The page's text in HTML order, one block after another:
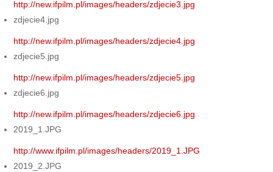
http://new.ifpilm.pl/images/headers/zdjecie3.jpg
zdjecie4.jpg
http://new.ifpilm.pl/images/headers/zdjecie4.jpg
zdjecie5.jpg
http://new.ifpilm.pl/images/headers/zdjecie5.jpg
zdjecie6.jpg
http://new.ifpilm.pl/images/headers/zdjecie6.jpg
2019_1.JPG
http://www.ifpilm.pl/images/headers/2019_1.JPG
2019_2.JPG